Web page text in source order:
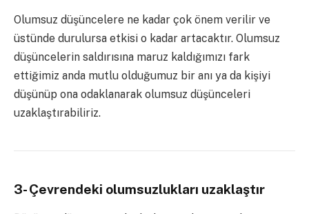
Olumsuz düşüncelere ne kadar çok önem verilir ve
üstünde durulursa etkisi o kadar artacaktır. Olumsuz
düşüncelerin saldırısına maruz kaldığımızı fark
ettiğimiz anda mutlu olduğumuz bir anı ya da kişiyi
düşünüp ona odaklanarak olumsuz düşünceleri
uzaklaştırabiliriz.
3- Çevrendeki olumsuzlukları uzaklaştır